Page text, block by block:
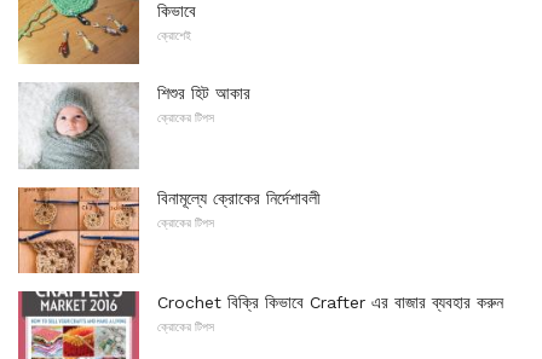
কিভাবে
ক্রোশেই
শিশুর হিট আকার
ক্রোকের টিপস
বিনামূল্যে ক্রোকের নির্দেশাবলী
ক্রোকের টিপস
Crochet বিক্রি কিভাবে Crafter এর বাজার ব্যবহার করুন
ক্রোকের টিপস